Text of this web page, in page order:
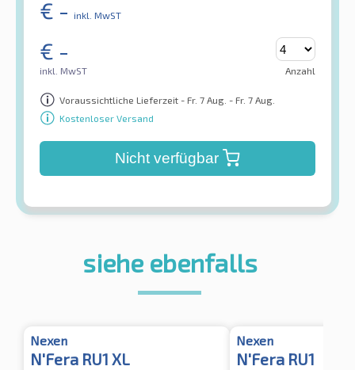
€ - inkl. MwST
€ -
inkl. MwST Anzahl
Voraussichtliche Lieferzeit - Fr. 7 Aug. - Fr. 7 Aug.
Kostenloser Versand
Nicht verfügbar
siehe ebenfalls
Nexen
N'Fera RU1 XL
Nexen
N'Fera RU1